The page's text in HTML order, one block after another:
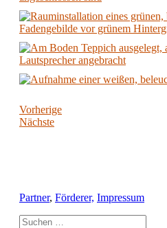
Vorherige
Nächste
Partner, Förderer, Impressum